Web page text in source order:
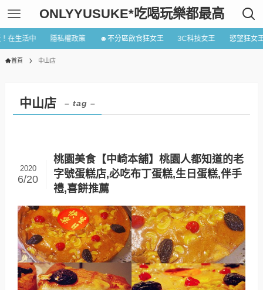
ONLYYUSUKE*吃喝玩樂都最高
在生活中 隱私權政策 ☻不分區飲食狂女王 3C科技女王 慾望狂女
首頁 中山店
中山店 – tag –
桃園美食【中崎本舖】桃園人都知道的老
字號蛋糕店,必吃布丁蛋糕,生日蛋糕,伴手
禮,喜餅推薦
2020
6/20